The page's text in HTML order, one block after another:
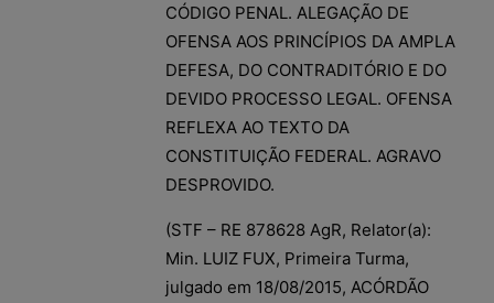
CÓDIGO PENAL. ALEGAÇÃO DE
OFENSA AOS PRINCÍPIOS DA AMPLA
DEFESA, DO CONTRADITÓRIO E DO
DEVIDO PROCESSO LEGAL. OFENSA
REFLEXA AO TEXTO DA
CONSTITUIÇÃO FEDERAL. AGRAVO
DESPROVIDO.
(STF – RE 878628 AgR, Relator(a):
Min. LUIZ FUX, Primeira Turma,
julgado em 18/08/2015, ACÓRDÃO